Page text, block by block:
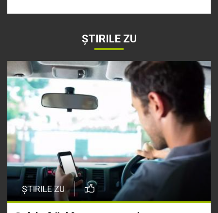
ȘTIRILE ZU
ȘTIRILE ZU